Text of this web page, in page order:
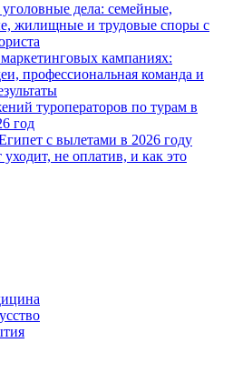
дела: семейные,
жилищные и трудовые споры с
кампаниях:
профессиональная команда и
туроператоров по турам в
год
с вылетами в 2026 году
не оплатив, и как это